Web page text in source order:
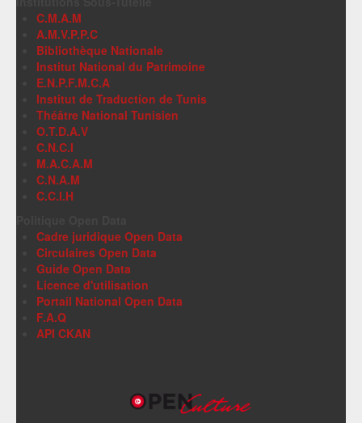
C.M.A.M
A.M.V.P.P.C
Bibliothèque Nationale
Institut National du Patrimoine
E.N.P.F.M.C.A
Institut de Traduction de Tunis
Théâtre National Tunisien
O.T.D.A.V
C.N.C.I
M.A.C.A.M
C.N.A.M
C.C.I.H
Cadre juridique Open Data
Circulaires Open Data
Guide Open Data
Licence d'utilisation
Portail National Open Data
F.A.Q
API CKAN